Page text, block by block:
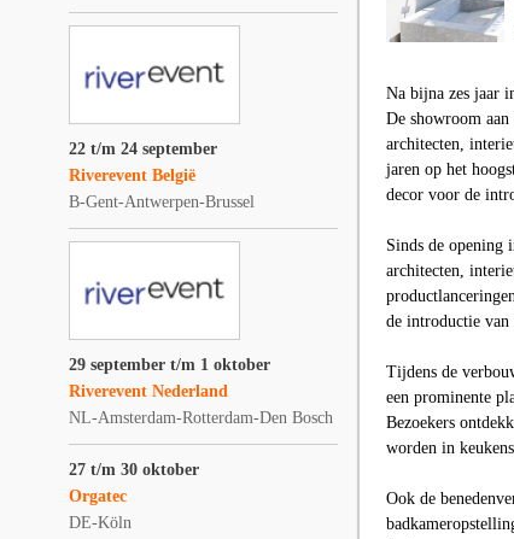
22 t/m 24 september
Riverevent België
B-Gent-Antwerpen-Brussel
29 september t/m 1 oktober
Riverevent Nederland
NL-Amsterdam-Rotterdam-Den Bosch
27 t/m 30 oktober
Orgatec
DE-Köln
Na bijna zes jaar
De showroom
architecten,
jaren op het
decor voor de
Sinds de opening
architecten,
de introductie van
Tijdens de
een prominente
Bezoekers
worden in
Ook de